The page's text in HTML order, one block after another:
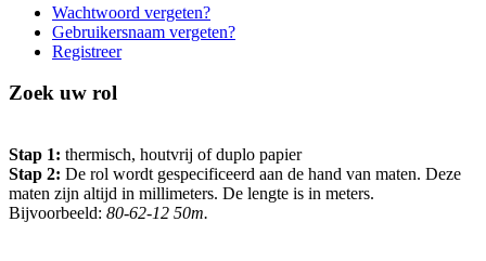
Wachtwoord vergeten?
Gebruikersnaam vergeten?
Registreer
Zoek uw rol
Stap 1: thermisch, houtvrij of duplo papier
Stap 2: De rol wordt gespecificeerd aan de hand van maten. Deze
maten zijn altijd in millimeters. De lengte is in meters.
Bijvoorbeeld: 80-62-12 50m.